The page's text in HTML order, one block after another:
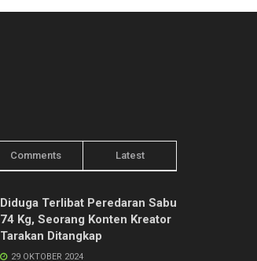
Comments Latest
Diduga Terlibat Peredaran Sabu
74 Kg, Seorang Konten Kreator
Tarakan Ditangkap
29 OKTOBER 2024